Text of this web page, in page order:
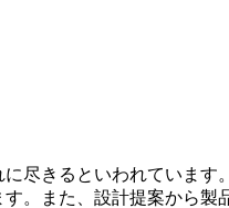
尽きるといわれていま
。また、設計提案から